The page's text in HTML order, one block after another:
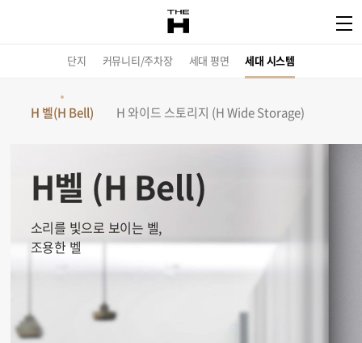
단지 커뮤니티/주차장 세대 평면 세대 시스템
H 벨(H Bell) H 와이드 스토리지 (H Wide Storage)
H벨 (H Bell)
소리를 빛으로 보이는 벨,
조용한 벨